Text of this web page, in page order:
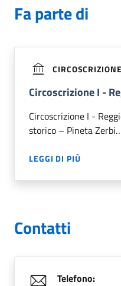
Fa parte di
CIRCOSCRIZIONE
Circoscrizione I -
Circoscrizione I -
storico – Pineta
LEGGI DI PIÙ
Contatti
Telefono: